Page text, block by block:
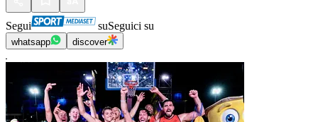
Segui suSeguici su
whatsapp discover